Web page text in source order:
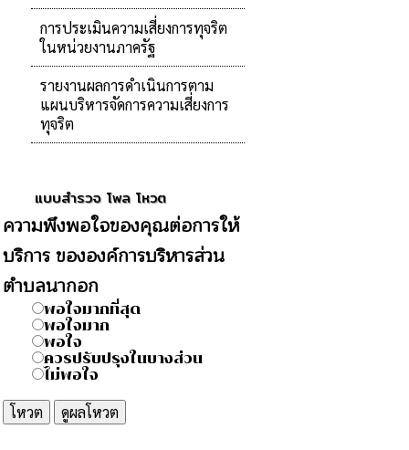
การประเมินความเสี่ยงการทุจริต
ในหน่วยงานภาครัฐ
รายงานผลการดำเนินการตาม
แผนบริหารจัดการความเสี่ยงการ
ทุจริต
แบบสำรวจ โพล โหวต
ความพึงพอใจของคุณต่อการให้
บริการ ขององค์การบริหารส่วน
ตำบลนากอก
พอใจมากที่สุด
พอใจมาก
พอใจ
ควรปรับปรุงในบางส่วน
ไม่พอใจ